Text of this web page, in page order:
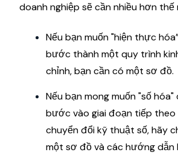
doanh nghiệp sẽ cần nhiều hơn thế
Nếu bạn muốn "hiện thực
bước thành một quy trình
chỉnh, bạn cần có một sơ đồ.
Nếu bạn mong muốn "số
bước vào giai đoạn tiếp theo
chuyển đổi kỹ thuật số, hãy
một sơ đồ và các hướng dẫn